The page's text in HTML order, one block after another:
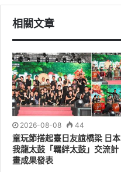
相關文章
2026-08-08 44
童玩節搭起臺日友誼橋梁 日本
我龍太鼓「羈絆太鼓」交流計
畫成果發表